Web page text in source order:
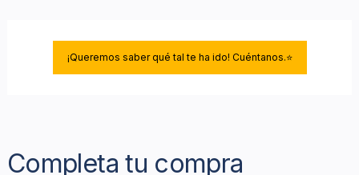
¡Queremos saber qué tal te ha ido! Cuéntanos.⭐
Completa tu compra